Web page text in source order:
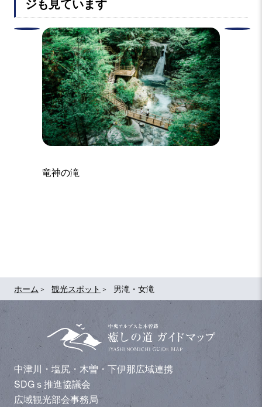
ホーム 観光スポット 男滝・女滝
ジも見ています
竜神の滝
中津川・塩尻・木曽・下伊那広域連携
SDGｓ推進協議会
広域観光部会事務局